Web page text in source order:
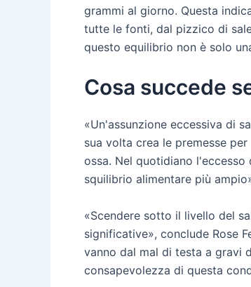
grammi al giorno. Questa
tutte le fonti, dal pizzico di
questo equilibrio non è solo
Cosa succede
«Un'assunzione eccessiva di
sua volta crea le premesse
ossa. Nel quotidiano
squilibrio alimentare più
«Scendere sotto il livello del
significative», conclude Rose
vanno dal mal di testa a gravi
consapevolezza di questa